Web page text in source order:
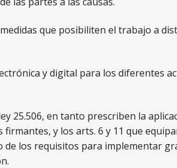
que posibiliten el trabajo a
y digital para los diferentes
25.506, en tanto prescriben la
y los arts. 6 y 11 que
los requisitos para implementar